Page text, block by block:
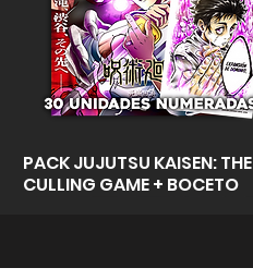
Vista rápida
PACK JUJUTSU KAISEN: THE
CULLING GAME + BOCETO